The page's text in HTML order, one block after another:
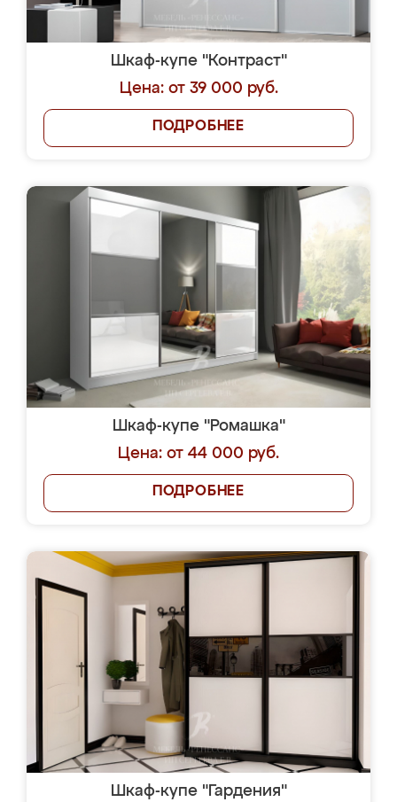
Шкаф-купе "Контраст"
Цена: от 39 000 руб.
ПОДРОБНЕЕ
Шкаф-купе "Ромашка"
Цена: от 44 000 руб.
ПОДРОБНЕЕ
Шкаф-купе "Гардения"